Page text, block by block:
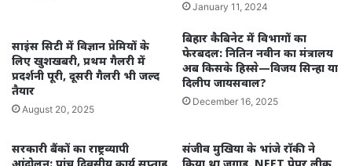
January 11, 2024
साइंस सिटी में विज्ञान प्रेमियों के
लिए खुशखबरी, प्रथम गैलरी में
प्रदर्शनी पूरी, दूसरी गैलरी भी जल्द
तैयार
August 20, 2025
बिहार कैबिनेट में विभागों का
फेरबदल: नितिन नवीन का मंत्रालय
अब किसके हिस्से—विजय सिन्हा या
दिलीप जायसवाल?
December 16, 2025
सरकारी बैंकों का राष्ट्रव्यापी
संजीव मुखिया के भांजे रॉकी ने